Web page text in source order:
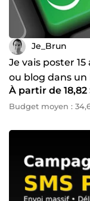
Je_Brun
Je vais poster
ou blog dans un
À partir de 18,82
Budget moyen :